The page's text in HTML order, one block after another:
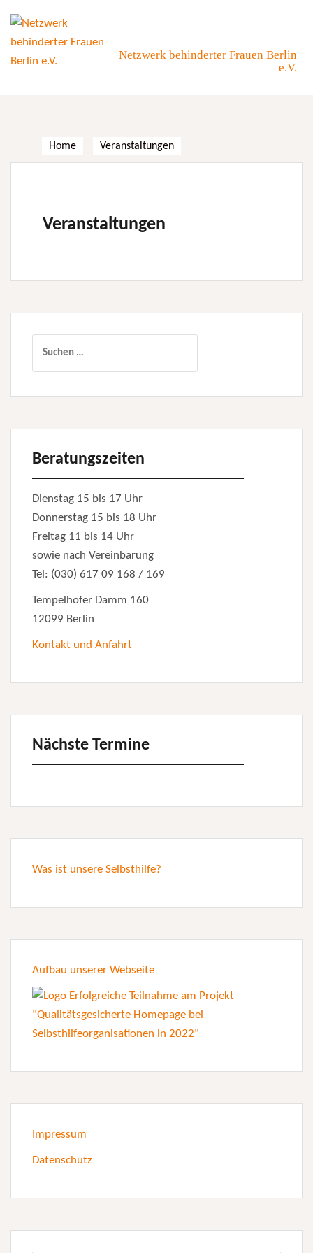
content
Netzwerk behinderter Frauen Berlin
e.V.
Home Veranstaltungen
Veranstaltungen
Beratungszeiten
Dienstag 15 bis 17 Uhr
Donnerstag 15 bis 18 Uhr
Freitag 11 bis 14 Uhr
sowie nach Vereinbarung
Tel: (030) 617 09 168 / 169
Tempelhofer Damm 160
12099 Berlin
Kontakt und Anfahrt
Nächste Termine
Was ist unsere Selbsthilfe?
Aufbau unserer Webseite
Impressum
Datenschutz